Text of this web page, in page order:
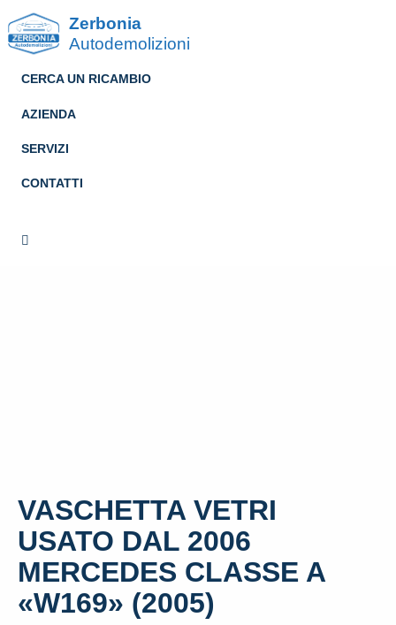
Zerbonia
Autodemolizioni
CERCA UN RICAMBIO
AZIENDA
SERVIZI
CONTATTI
VASCHETTA VETRI
USATO DAL 2006
MERCEDES CLASSE A
«W169» (2005)